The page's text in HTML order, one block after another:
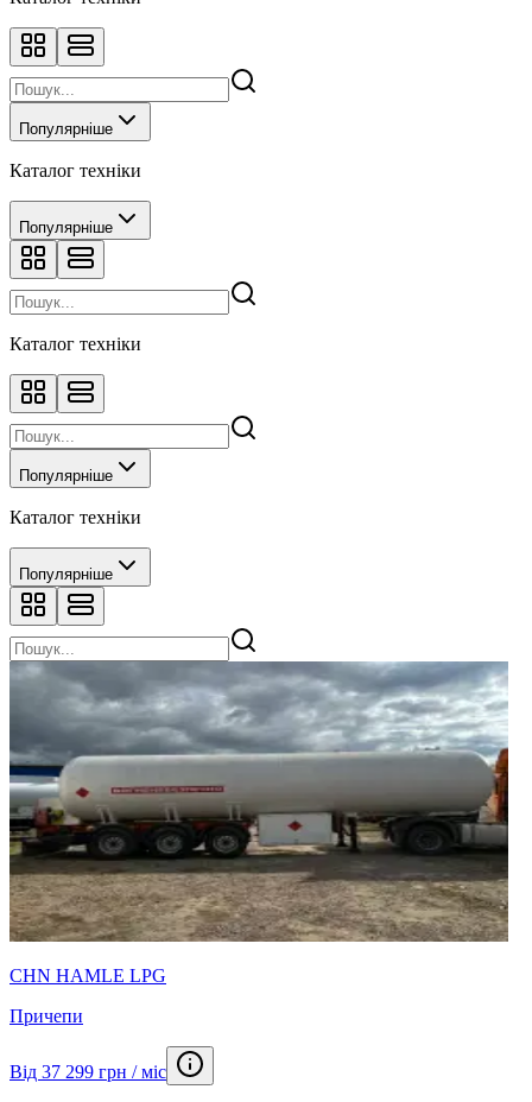
Популярніше
Каталог техніки
Популярніше
Каталог техніки
Популярніше
Каталог техніки
Популярніше
CHN HAMLE LPG
Причепи
Від 37 299 грн / міс